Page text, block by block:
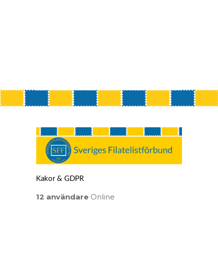
Kakor & GDPR
12 användare Online